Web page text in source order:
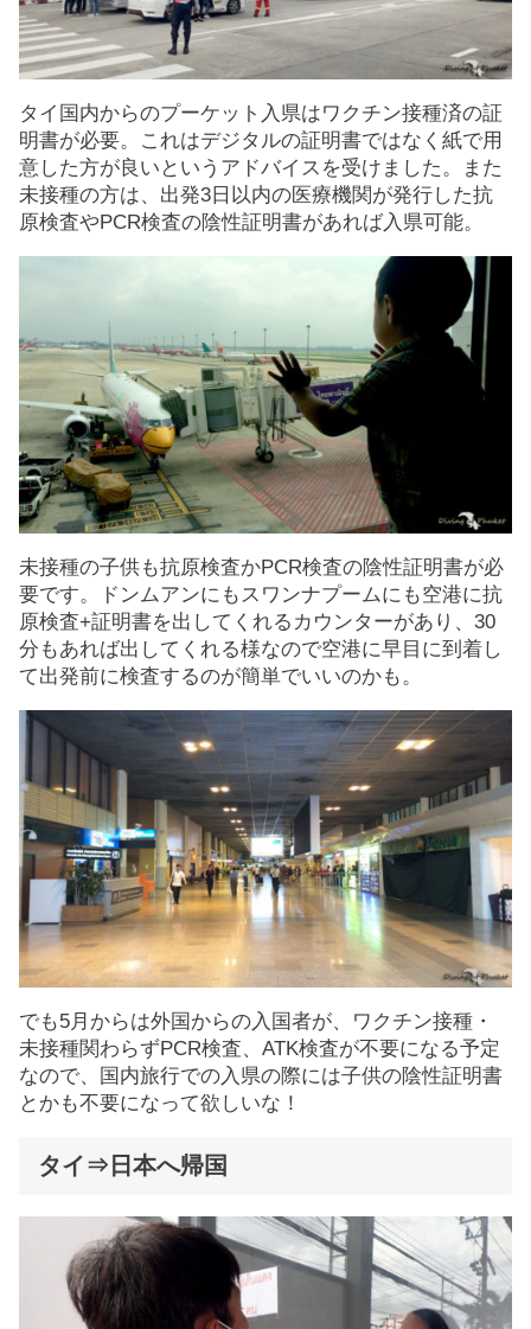
タイ国内からのプーケット入県はワクチン接種済の証
明書が必要。これはデジタルの証明書ではなく紙で用
意した方が良いというアドバイスを受けました。また
未接種の方は、出発3日以内の医療機関が発行した抗
原検査やPCR検査の陰性証明書があれば入県可能。
未接種の子供も抗原検査かPCR検査の陰性証明書が必
要です。ドンムアンにもスワンナプームにも空港に抗
原検査+証明書を出してくれるカウンターがあり、30
分もあれば出してくれる様なので空港に早目に到着し
て出発前に検査するのが簡単でいいのかも。
でも5月からは外国からの入国者が、ワクチン接種・
未接種関わらずPCR検査、ATK検査が不要になる予定
なので、国内旅行での入県の際には子供の陰性証明書
とかも不要になって欲しいな！
タイ⇒日本へ帰国